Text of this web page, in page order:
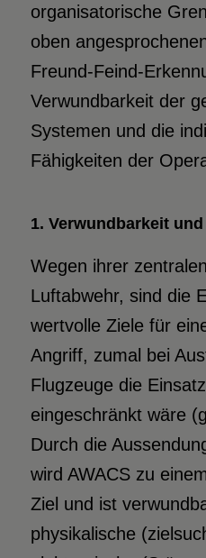
organisatorische
oben
Freund-Feind-
Verwundbarkeit der
Systemen und die
Fähigkeiten der
1. Verwundbarkeit
Wegen ihrer
Luftabwehr, sind die
wertvolle Ziele für
Angriff, zumal bei
Flugzeuge die
eingeschränkt wäre
Durch die
wird AWACS zu
Ziel und ist
physikalische